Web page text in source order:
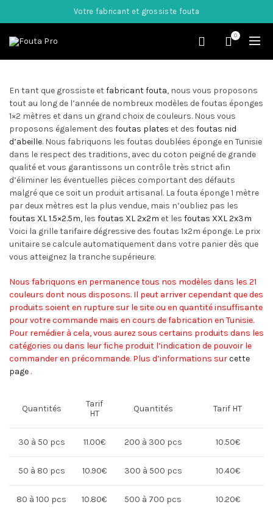
Votre fabricant et grossiste fouta
0
En tant que grossiste etfabricant fouta, nous vous proposons
tout au long de l’année de nombreux modèles de foutas éponges
1×2 mètres et dans un grand choix de couleurs. Nous vous
proposons également des foutas plates et des foutas nid
d’abeille. Nous fabriquons les foutas doublées éponge en Tunisie
dans le respect des traditions, avec du coton peigné de grande
qualité et vous garantissons un contrôle très strict afin
d’éliminer les éventuelles pièces comportant des défauts
malgré que ce soit un produit artisanal. La fouta éponge 1 mètre
par deux mètres est la plus vendue, mais n’oubliez pas les
foutas XL 1.5×2.5m, les foutas XL 2x2m et les foutas XXL 2x3m
Voici la grille tarifaire dégressive des foutas 1x2m éponge. Le prix
unitaire se calcule automatiquement dans votre panier dès que
vous atteignez la tranche supérieure.
Nous fabriquons en permanence tous nos modèles dans les 21
couleurs dont nous disposons. Il peut arriver cependant que des
produits soient en rupture sur le site ou en quantité insuffisante
pour votre commande mais en cours de fabrication en Tunisie.
Pour remédier à cela, vous aurez sous certains produits dans les
catégories ou dans leur fiche produit l’indication de pouvoir le
commander en précommande. Plus d’informations surcette
page .
Quantités
Tarif
HT
Quantités Tarif HT
30 à 50 pcs 11.00€ 200 à 300 pcs 10.50€
50 à 80 pcs 10.90€ 300 à 500 pcs 10.40€
80 à 100 pcs 10.80€ 500 à 700 pcs 10.20€